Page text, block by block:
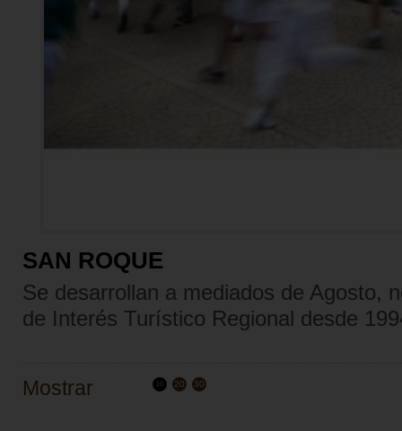
SAN ROQUE
Se desarrollan a mediados de Agosto,
de Interés Turístico Regional desde
Mostrar 10 20 30